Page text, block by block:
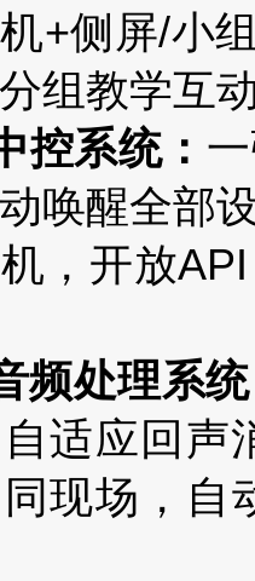
+侧屏/小
组教学互
控系统：
唤醒全部
，开放
频处理系
适应回声
现场，自